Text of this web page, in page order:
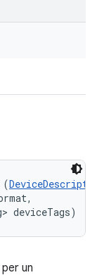
(
deviceTags)
un